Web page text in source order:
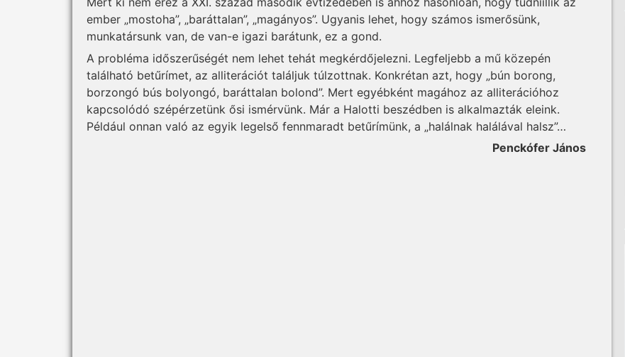
ember „mostoha”, „baráttalan”, „magányos”. Ugyanis lehet, hogy számos ismerősünk,
munkatársunk van, de van-e igazi barátunk, ez a gond.
A probléma időszerűségét nem lehet tehát megkérdőjelezni. Legfeljebb a mű közepén
található betűrímet, az alliterációt találjuk túlzottnak. Konkrétan azt, hogy „bún borong,
borzongó bús bolyongó, baráttalan bolond”. Mert egyébként magához az alliterációhoz
kapcsolódó szépérzetünk ősi ismérvünk. Már a Halotti beszédben is alkalmazták eleink.
Például onnan való az egyik legelső fennmaradt betűrímünk, a „halálnak halálával halsz”…
Penckófer János